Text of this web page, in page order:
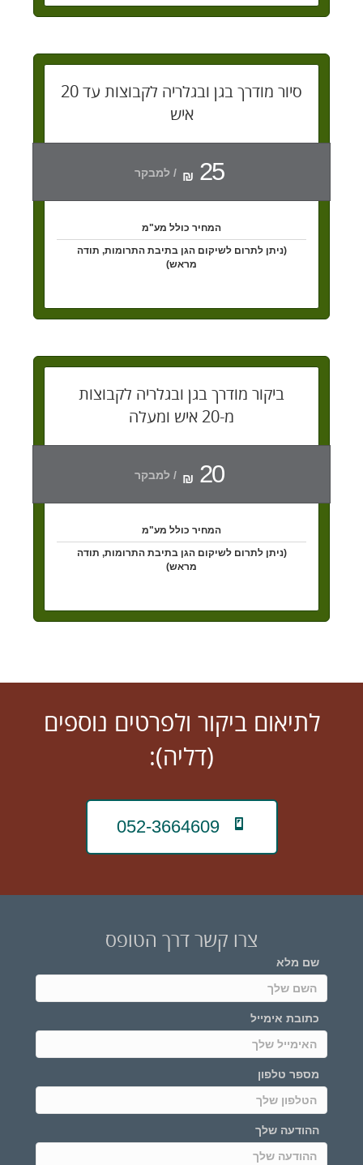
סיור מודרך בגן ובגלריה לקבוצות עד 20
איש
₪ 25 / למבקר
המחיר כולל מע"מ
(ניתן לתרום לשיקום הגן בתיבת התרומות, תודה
מראש)
ביקור מודרך בגן ובגלריה לקבוצות
מ-20 איש ומעלה
₪ 20 / למבקר
המחיר כולל מע"מ
(ניתן לתרום לשיקום הגן בתיבת התרומות, תודה
מראש)
לתיאום ביקור ולפרטים נוספים
(דליה):
052-3664609
צרו קשר דרך הטופס
שם מלא
כתובת אימייל
מספר טלפון
ההודעה שלך